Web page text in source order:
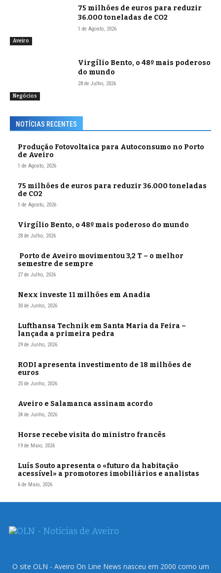
Aveiro
75 milhões de euros para reduzir
36.000 toneladas de CO2
1 de Agosto, 2026
Negócios
Virgílio Bento, o 48º mais poderoso
do mundo
28 de Julho, 2026
NOTÍCIAS RECENTES
Produção Fotovoltaica para Autoconsumo no Porto
de Aveiro
1 de Agosto, 2026
75 milhões de euros para reduzir 36.000 toneladas
de CO2
1 de Agosto, 2026
Virgílio Bento, o 48º mais poderoso do mundo
28 de Julho, 2026
Porto de Aveiro movimentou 3,2 T – o melhor
semestre de sempre
27 de Julho, 2026
Nexx investe 11 milhões em Anadia
30 de Junho, 2026
Lufthansa Technik em Santa Maria da Feira –
lançada a primeira pedra
29 de Junho, 2026
RODI apresenta investimento de 18 milhões de
euros
25 de Junho, 2026
Aveiro e Salamanca assinam acordo
24 de Junho, 2026
Horse recebe visita do ministro francês
19 de Maio, 2026
Luís Souto apresenta o «futuro da habitação
acessível» a promotores imobiliários e analistas
6 de Maio, 2026
O site OLN - Aveiro On Line News nasceu em 2000 como um